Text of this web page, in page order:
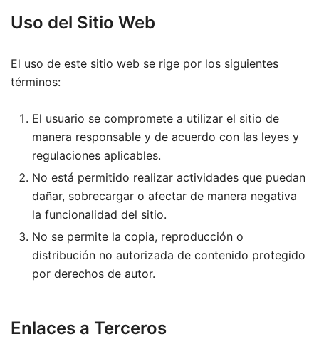
Uso del Sitio Web
El uso de este sitio web se rige por los siguientes
términos:
El usuario se compromete a utilizar el sitio de
manera responsable y de acuerdo con las leyes y
regulaciones aplicables.
No está permitido realizar actividades que puedan
dañar, sobrecargar o afectar de manera negativa
la funcionalidad del sitio.
No se permite la copia, reproducción o
distribución no autorizada de contenido protegido
por derechos de autor.
Enlaces a Terceros